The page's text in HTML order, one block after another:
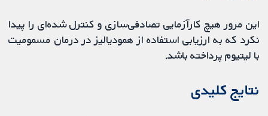
این مرور هیچ کارآزمایی تصادفی‌سازی و کنترل شده‌ای را پیدا
نکرد که به ارزیابی استفاده از همودیالیز در درمان مسمومیت
با لیتیوم پرداخته باشد.
نتایج کلیدی